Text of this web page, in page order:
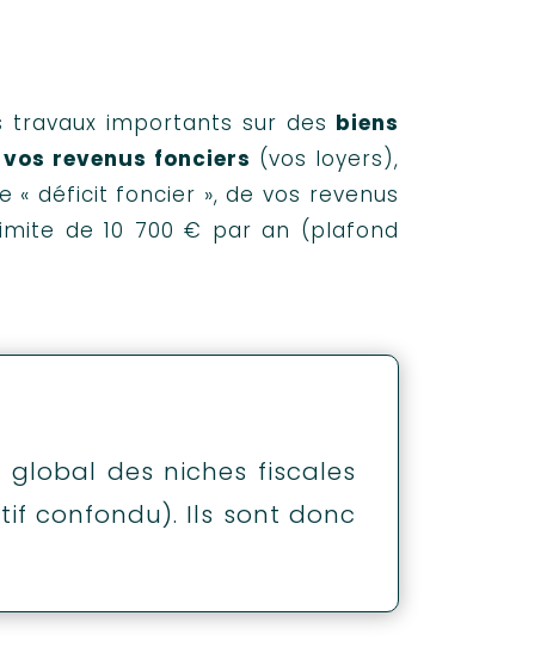
travaux importants sur des biens
revenus fonciers (vos loyers),
« déficit foncier », de vos revenus
de 10 700 € par an (plafond
des niches fiscales
confondu). Ils sont donc